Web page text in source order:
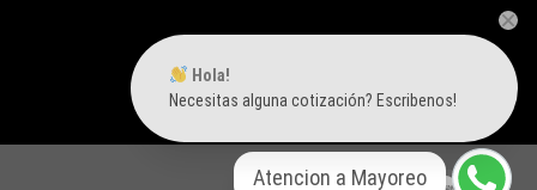
Hola!
Necesitas alguna cotización? Escribenos!
Atencion a Mayoreo